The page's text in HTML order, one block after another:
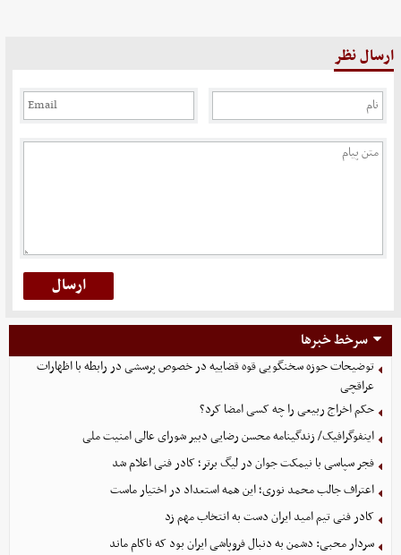
ارسال نظر
سرخط خبرها
توضیحات حوزه سخنگویی قوه قضاییه در خصوص پرسشی در رابطه با اظهارات
عراقچی
حکم اخراج ربیعی را چه کسی امضا کرد؟
اینفوگرافیک/ زندگینامه محسن رضایی دبیر شورای عالی امنیت‌ ملی
فجر سپاسی با نیمکت جوان در لیگ برتر؛ کادر فنی اعلام شد
اعتراف جالب محمد نوری؛ این همه استعداد در اختیار ماست
کادر فنی تیم امید ایران دست به انتخاب مهم زد
سردار محبی: دشمن به دنبال فروپاشی ایران بود که ناکام ماند